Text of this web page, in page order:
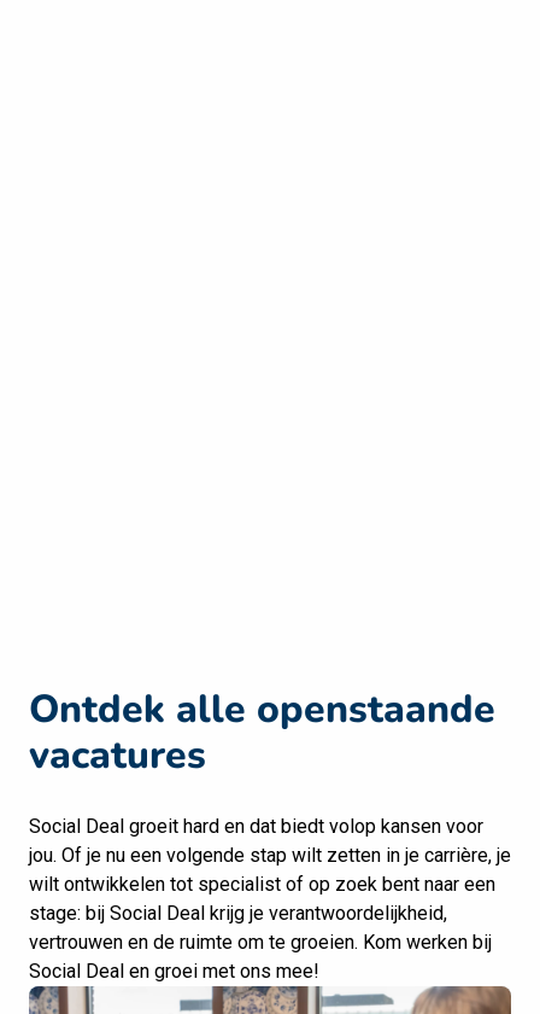
Ontdek alle openstaande
vacatures
Social Deal groeit hard en dat biedt volop kansen voor
jou. Of je nu een volgende stap wilt zetten in je carrière, je
wilt ontwikkelen tot specialist of op zoek bent naar een
stage: bij Social Deal krijg je verantwoordelijkheid,
vertrouwen en de ruimte om te groeien. Kom werken bij
Social Deal en groei met ons mee!